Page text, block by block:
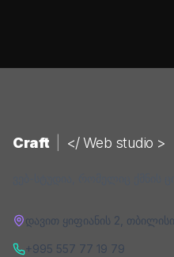
Craft </ Web studio >
დავით ყიფიანის 2 თბილისი
+995 557 77 19 79